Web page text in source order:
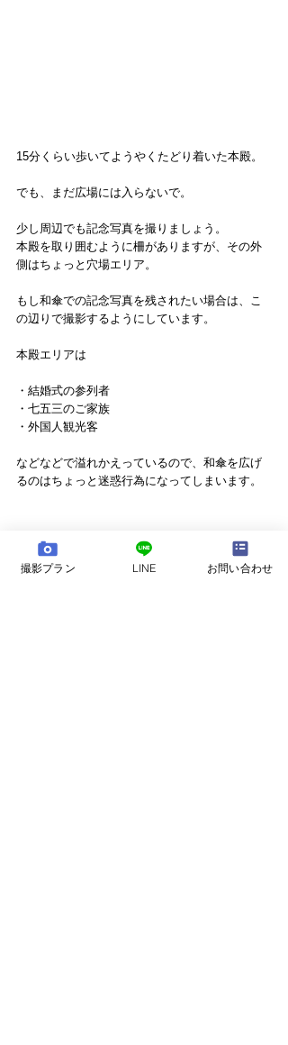
15分くらい歩いてようやくたどり着いた本殿。
でも、まだ広場には入らないで。
少し周辺でも記念写真を撮りましょう。
本殿を取り囲むように柵がありますが、その外
側はちょっと穴場エリア。
もし和傘での記念写真を残されたい場合は、こ
の辺りで撮影するようにしています。
本殿エリアは
・結婚式の参列者
・七五三のご家族
・外国人観光客
などなどで溢れかえっているので、和傘を広げ
るのはちょっと迷惑行為になってしまいます。
本殿前の広場で
撮影プラン LINE お問い合わせ